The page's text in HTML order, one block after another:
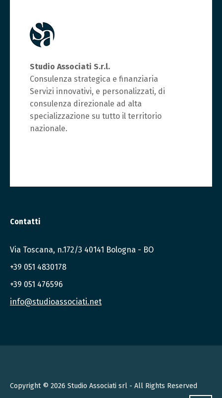
Studio Associati S.r.l.
Consulenza strategica e finanziaria
Servizi innovativi, e personalizzati, di
consulenza direzionale ad alta
specializzazione su tutto il territorio
nazionale.
Contatti
Via Toscana, n.172/3 40141 Bologna - BO
+39 051 4830178
+39 051 476596
info@studioassociati.net
Copyright © 2026 Studio Associati srl - All Rights Reserved